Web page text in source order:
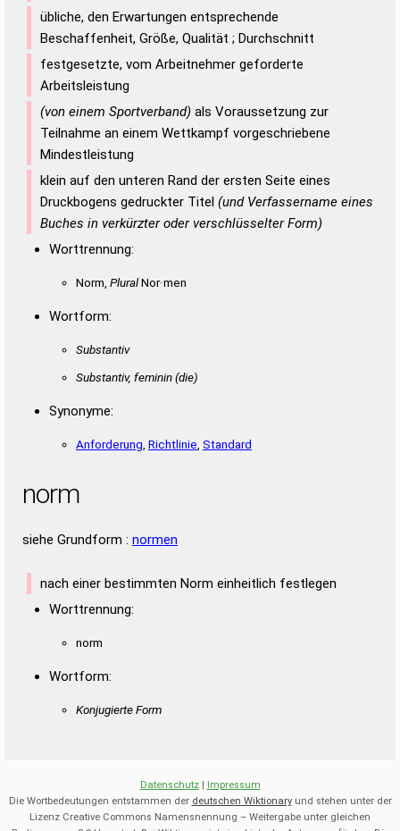
übliche, den Erwartungen entsprechende
Beschaffenheit, Größe, Qualität ; Durchschnitt
festgesetzte, vom Arbeitnehmer geforderte
Arbeitsleistung
(von einem Sportverband) als Voraussetzung zur
Teilnahme an einem Wettkampf vorgeschriebene
Mindestleistung
klein auf den unteren Rand der ersten Seite eines
Druckbogens gedruckter Titel (und Verfassername eines
Buches in verkürzter oder verschlüsselter Form)
Worttrennung:
Norm, PluralNor·men
Wortform:
Substantiv
Substantiv, feminin(die)
Synonyme:
Anforderung Richtlinie Standard
norm
siehe Grundform : normen
nach einer bestimmten Norm einheitlich festlegen
Worttrennung:
norm
Wortform:
Konjugierte Form
Datenschutz| Impressum
Die Wortbedeutungen entstammen der deutschen Wiktionaryund stehen unter der
Lizenz Creative Commons Namensnennung – Weitergabe unter gleichen